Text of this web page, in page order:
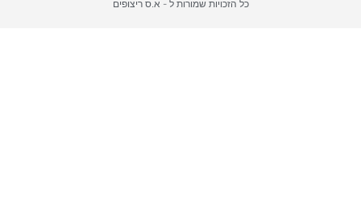
שמורות ל - א.ס ריצופים